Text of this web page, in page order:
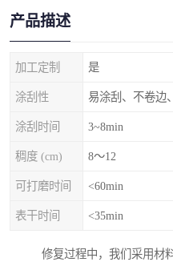
产品描述
加工定制 是
涂刮性 易涂刮、不卷边
涂刮时间 3~8min
稠度 (cm) 8～12
可打磨时间 <60min
表干时间 <35min
修复过程中，我们采用材